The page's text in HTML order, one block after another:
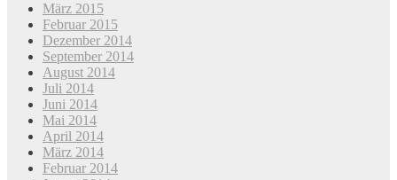
März 2015
Februar 2015
Dezember 2014
September 2014
August 2014
Juli 2014
Juni 2014
Mai 2014
April 2014
März 2014
Februar 2014